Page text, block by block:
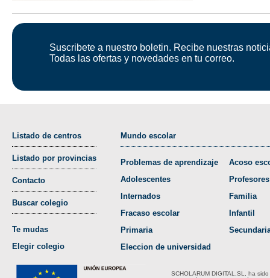
Suscribete a nuestro boletin. Recibe nuestras
Todas las ofertas y novedades en tu correo.
Listado de centros
Listado por provincias
Contacto
Buscar colegio
Te mudas
Elegir colegio
Mundo escolar
Problemas de aprendizaje
Adolescentes
Internados
Fracaso escolar
Primaria
Eleccion de universidad
Acoso
Profesores
Familia
Infantil
SCHOLARUM DIGITAL,SL, ha